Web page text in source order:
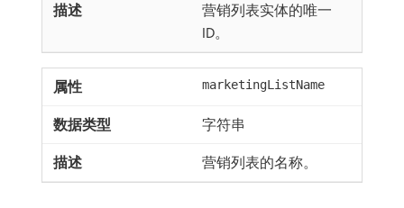
营销列表实体的唯一
ID。
marketingListName
字符串
营销列表的名称。